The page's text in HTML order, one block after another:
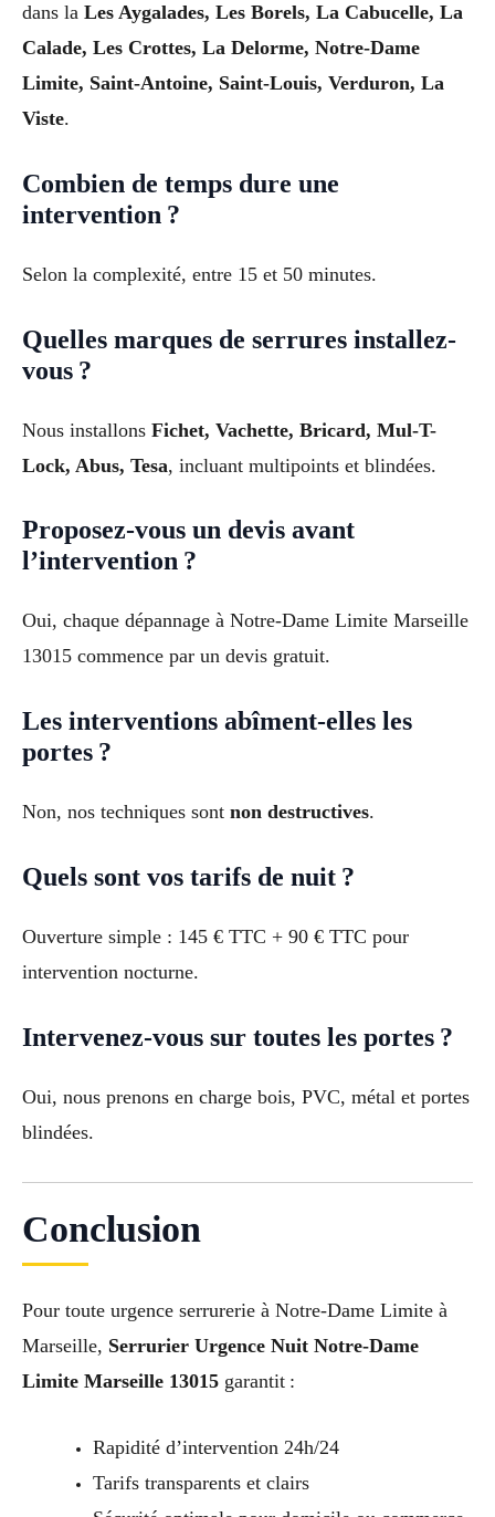
dans la Les Aygalades, Les Borels, La Cabucelle, La
Calade, Les Crottes, La Delorme, Notre-Dame
Limite, Saint-Antoine, Saint-Louis, Verduron, La
Viste.
Combien de temps dure une
intervention ?
Selon la complexité, entre 15 et 50 minutes.
Quelles marques de serrures installez-
vous ?
Nous installons Fichet, Vachette, Bricard, Mul-T-
Lock, Abus, Tesa, incluant multipoints et blindées.
Proposez-vous un devis avant
l’intervention ?
Oui, chaque dépannage à Notre-Dame Limite Marseille
13015 commence par un devis gratuit.
Les interventions abîment-elles les
portes ?
Non, nos techniques sont non destructives.
Quels sont vos tarifs de nuit ?
Ouverture simple : 145 € TTC + 90 € TTC pour
intervention nocturne.
Intervenez-vous sur toutes les portes ?
Oui, nous prenons en charge bois, PVC, métal et portes
blindées.
Conclusion
Pour toute urgence serrurerie à Notre-Dame Limite à
Marseille, Serrurier Urgence Nuit Notre-Dame
Limite Marseille 13015 garantit :
Rapidité d’intervention 24h/24
Tarifs transparents et clairs